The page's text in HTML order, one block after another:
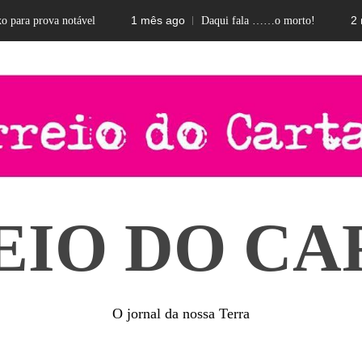
notável 1 mês ago Daqui fala ……o morto! 2 meses
DO
O jornal da nossa Terra